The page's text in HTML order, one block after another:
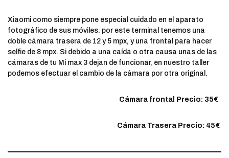
Xiaomi como siempre pone especial cuidado en el aparato
fotográfico de sus móviles. por este terminal tenemos una
doble cámara trasera de 12 y 5 mpx, y una frontal para hacer
selfie de 8 mpx. Si debido a una caída o otra causa unas de las
cámaras de tu Mi max 3 dejan de funcionar, en nuestro taller
podemos efectuar el cambio de la cámara por otra original.
Cámara frontal Precio: 35€
Cámara Trasera Precio: 45€